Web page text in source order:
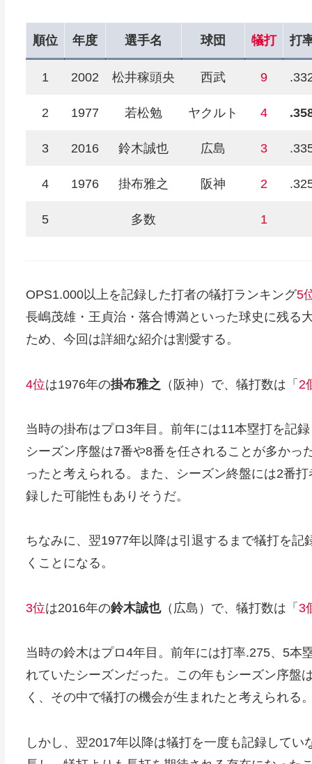
順位 年度 選手名 球団 犠打 打
1 2002 松井稼頭央 西武 9
2 1977 若松勉 ヤクルト 4
3 2016 鈴木誠也 広島 3
4 1976 掛布雅之 阪神 2
5 多数 1
OPS1.000以上を記録した打者の犠打ランキング5
長嶋茂雄・王貞治・落合博満といった球史に残る
ため、今回は詳細な紹介は割愛する。
4位は1976年の掛布雅之 （阪神）で、犠打数は「 2
当時の掛布はプロ3年目。前年には11本塁打を記
シーズン序盤は7番や8番を任されることが多か
ったと考えられる。また、シーズン終盤には2番
録した可能性もありそうだ。
ちなみに、翌1977年以降は引退するまで犠打を
くことになる。
3位は2016年の鈴木誠也（広島）で、犠打数は「 3
当時の鈴木はプロ4年目。前年には打率.275、5本
れていたシーズンだった。この年もシーズン序盤
く、その中で犠打の機会が生まれたと考えられる
しかし、翌2017年以降は犠打を一度も記録して